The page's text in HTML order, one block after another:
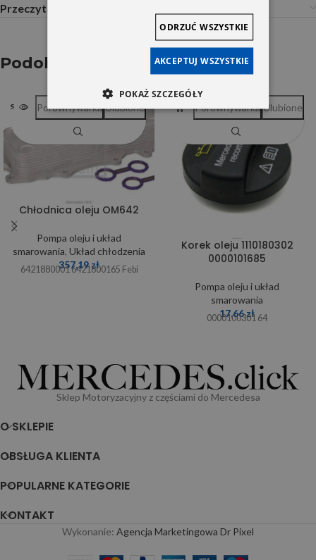
Przeczytaj Przed Zakupem
Podobne produkty
SOLD OUT
Chłodnica oleju OM642
Pompa oleju i układ
smarowania, Układ chłodzenia
357,19zł
6421880001 6421800165 Febi
Porównywarka Ulubione
Korek oleju 1110180302
0000101685
Pompa oleju i układ
smarowania
17,66zł
0000100301 64
Porównywarka Ulubione
Sklep Motoryzacyjny z częściami do Mercedesa
O SKLEPIE
OBSŁUGA KLIENTA
POPULARNE KATEGORIE
KONTAKT
Wykonanie: Agencja Marketingowa Dr Pixel
AKCEPTUJ WSZYSTKIE
ODRZUĆ WSZYSTKIE
POKAŻ SZCZEGÓŁY